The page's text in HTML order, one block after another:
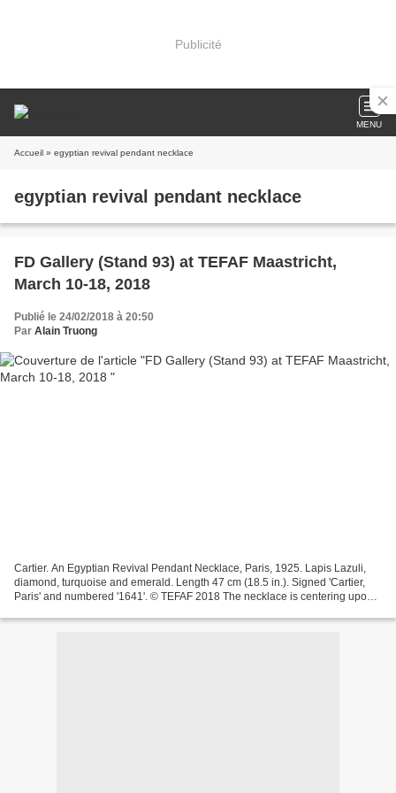
Publicité
MENU
Accueil » egyptian revival pendant necklace
egyptian revival pendant necklace
FD Gallery (Stand 93) at TEFAF Maastricht,
March 10-18, 2018
Publié le 24/02/2018 à 20:50
Par Alain Truong
Cartier. An Egyptian Revival Pendant Necklace, Paris, 1925. Lapis Lazuli,
diamond, turquoise and emerald. Length 47 cm (18.5 in.). Signed 'Cartier,
Paris' and numbered '1641'. © TEFAF 2018 The necklace is centering upon